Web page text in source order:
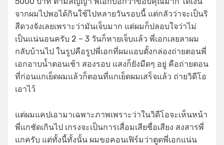
จากผมไปพอได้กินใช้ไปหลายวันรอบนี้ แต่กลัวว่าจะเป็นริ
สีดวงจังเลยเพราะว่ามันเจ็บมาก แต่ผมก็ปลอบใจว่าไม่
เป็นแน่นอนครับ 2 – 3 วันก็หายเจ็บแล้ว พี่เอกเลยลาผม
กลับบ้านไป ในรูปคือรูปพี่เอกที่ผมแอบตั้งกล่องถ่ายตอนพี่
เอกอาบน้ำตอนเช้า สองรอบ แสงก็ยังมืดๆ อยู่ คือถ่ายตอน
ที่ก่อนแกเย็ดผมแล้วก็ตอนที่แกเย็ดผมเสร็จแล้ว ถ่ายวิดีโอ
เอาไว้
แต่ผมแคปเอามาเฉพาะภาพเพราะว่าในวิดีโอจะเห็นหน้า
พี่แกชัดเกินไป เกรงจะเป็นการเสื่อมเสียชื่อเสียง สงสารพี่
แกครับ แต่ทั้งนี้ทั้งนั้น ผมขอคอนเฟิร์มว่าตูดพี่เอกแน่น